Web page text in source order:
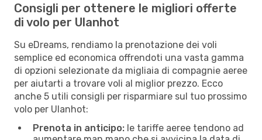
Consigli per ottenere le migliori offerte
di volo per Ulanhot
Su eDreams, rendiamo la prenotazione dei voli
semplice ed economica offrendoti una vasta gamma
di opzioni selezionate da migliaia di compagnie aeree
per aiutarti a trovare voli al miglior prezzo. Ecco
anche 5 utili consigli per risparmiare sul tuo prossimo
volo per Ulanhot:
Prenota in anticipo: le tariffe aeree tendono ad